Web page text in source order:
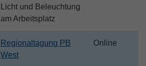
Licht und Beleuchtung
am Arbeitsplatz
Regionaltagung PB
West
Online